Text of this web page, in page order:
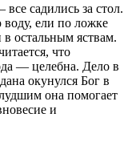
все садились за стол.
ели по ложке
в остальным яствам.
что
— целебна. Дело в
окунулся Бог в
она помогает
и